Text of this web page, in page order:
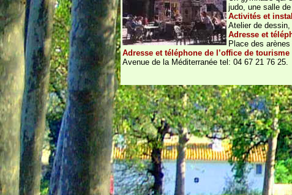
judo, une salle
Activités et
Atelier de
Adresse et
Place des
Adresse et téléphone de l’office de tourisme
Avenue de la Méditerranée tel: 04 67 21 76 25.